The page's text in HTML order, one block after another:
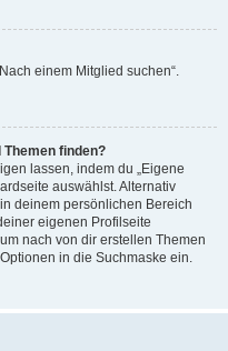
einem Mitglied suchen“.
finden?
lassen, indem du „Eigene
auswählst. Alternativ
deinem persönlichen Bereich
eigenen Profilseite
nach von dir erstellen Themen
in die Suchmaske ein.